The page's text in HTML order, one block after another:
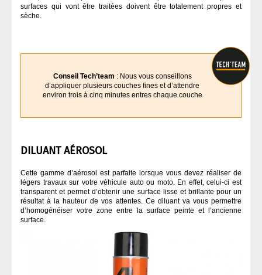
surfaces qui vont être traitées doivent être totalement propres et
sèche.
Conseil Tech’team : Nous vous conseillons
d’appliquer plusieurs couches fines et d’attendre
environ trois à cinq minutes entres chaque couche
DILUANT AÉROSOL
Cette gamme d’aérosol est parfaite lorsque vous devez réaliser de
légers travaux sur votre véhicule auto ou moto. En effet, celui-ci est
transparent et permet d’obtenir une surface lisse et brillante pour un
résultat à la hauteur de vos attentes. Ce diluant va vous permettre
d’homogénéiser votre zone entre la surface peinte et l’ancienne
surface.